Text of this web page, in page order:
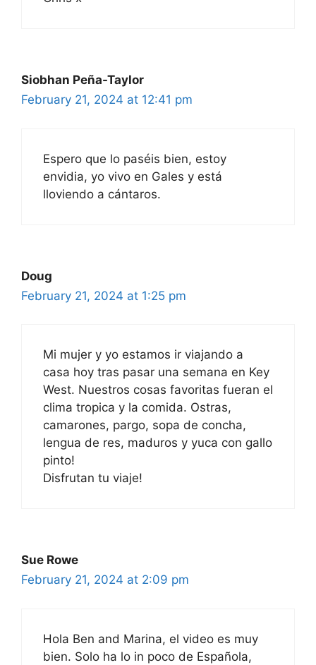
Siobhan Peña-Taylor
February 21, 2024 at 12:41 pm
Espero que lo paséis bien, estoy
envidia, yo vivo en Gales y está
lloviendo a cántaros.
Doug
February 21, 2024 at 1:25 pm
Mi mujer y yo estamos ir viajando a
casa hoy tras pasar una semana en Key
West. Nuestros cosas favoritas fueran el
clima tropica y la comida. Ostras,
camarones, pargo, sopa de concha,
lengua de res, maduros y yuca con gallo
pinto!
Disfrutan tu viaje!
Sue Rowe
February 21, 2024 at 2:09 pm
Hola Ben and Marina, el video es muy
bien. Solo ha lo in poco de Española,